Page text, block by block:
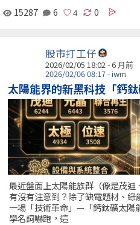
15287 6 0
股市打工仔
2026/02/05 18:02 - 6 月前
2026/02/06 08:17 - iwm
太陽能界的新黑科技「鈣
最近盤面上太陽能族群（像是茂
有沒有注意到？除了缺電題材、
一場「技術革命」—「鈣鈦礦太陽
學名詞嚇跑，這